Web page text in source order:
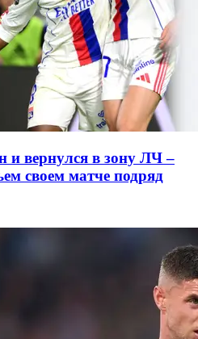
и вернулся в зону ЛЧ –
своем матче подряд